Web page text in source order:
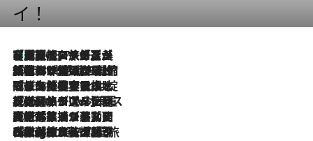
イ！
2026.8.7
【厳選旅コスメ】「多機能アイテムがメイン！」旅好き美容エディターが選んだ夏旅ベストコスメを発表【Mサイズジップ】
2026.8.6
「荷物が増えるほど旅ストレスは増す」美容ジャーナリストがたどり着いた最終結論。“化粧品を劇的に減らす”感動の凝縮美容とは
2026.8.6
「旅先には金髪ウィッグを持参」日本と同じメイクでは損してる!? 美容ジャーナリストが提案する“掟破りの旅美容”とは
2026.8.6
【厳選旅コスメ】「身軽さ＆UV対策重視！」ヘアアーティストshucoが選んだ夏旅ベストコスメを発表【Mサイズジップ】
2026.8.5
【厳選旅コスメ】国内をあちこち移動する河井菜摘が選んだ夏旅ベストコスメ発表！「リラックスアイテムはマスト」【Mサイズジップ】
2026.8.4
【厳選旅コスメ】「紫外線＆乾燥対策しながらメイク感も！」ヘア＆メイクGeorgeが選んだ夏旅ベストコスメを発表！【Mサイズジップ】